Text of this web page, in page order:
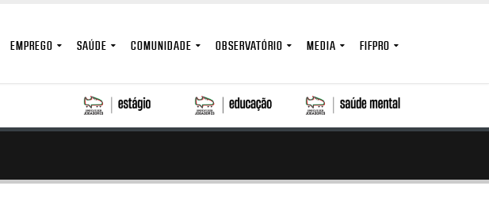
EMPREGO SAÚDE COMUNIDADE OBSERVATÓRIO MEDIA FIFPRO